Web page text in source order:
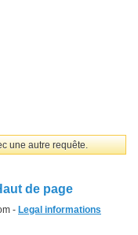
une autre requête.
de page
- Legal informations